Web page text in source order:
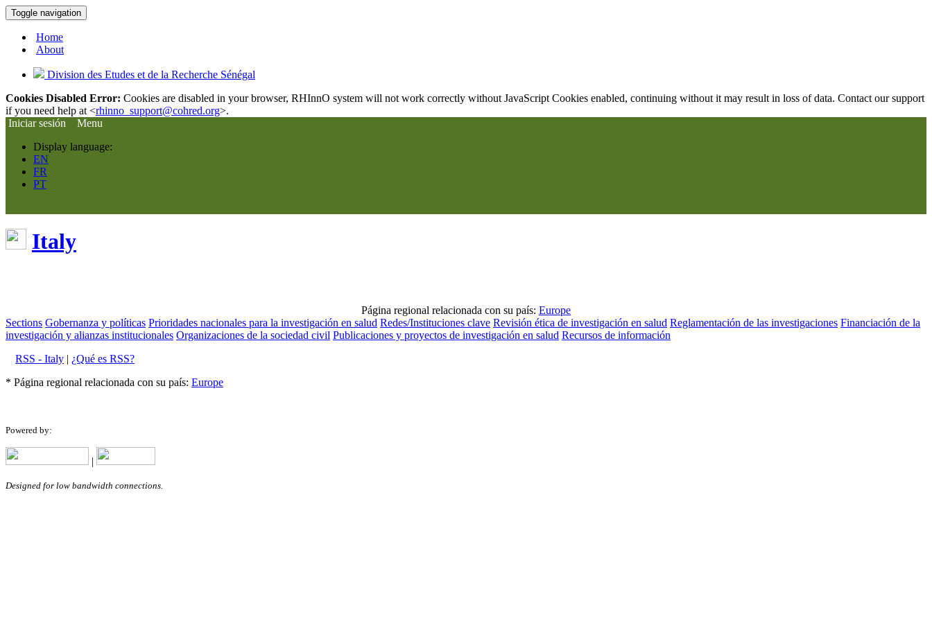
Toggle navigation
Home
About
Division des Etudes et de la Recherche Sénégal
Cookies Disabled Error: Cookies are disabled in your browser, RHInnO system will not work correctly without JavaScript Cookies enabled, continuing without it may result in loss of data. Contact our support
if you need help at <rhinno_support@cohred.org>.
Iniciar sesión
Menu
Display language:
EN
FR
PT
Italy
Página regional relacionada con su país: Europe
Sections Gobernanza y políticas Prioridades nacionales para la investigación en salud Redes/Instituciones clave Revisión ética de investigación en salud Reglamentación de las investigaciones Financiación de la
investigación y alianzas institucionales Organizaciones de la sociedad civil Publicaciones y proyectos de investigación en salud Recursos de información
RSS - Italy | ¿Qué es RSS?
* Página regional relacionada con su país: Europe
Powered by:
|
Designed for low bandwidth connections.